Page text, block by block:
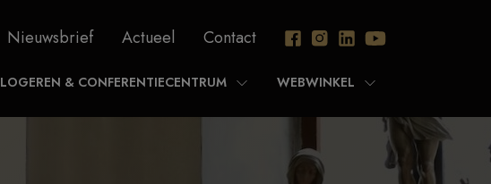
Nieuwsbrief Actueel Contact
LOGEREN & CONFERENTIECENTRUM WEBWINKEL